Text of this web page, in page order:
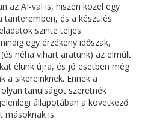
az AI-val is, hiszen közel egy
tanteremben, és a készülés
szinte teljes
egy érzékeny időszak,
néha vihart aratunk) az elmúlt
élünk újra, és jó esetben még
a sikereinknek. Ennek a
tanulságot szeretnék
állapotában a következő
másoknak is.